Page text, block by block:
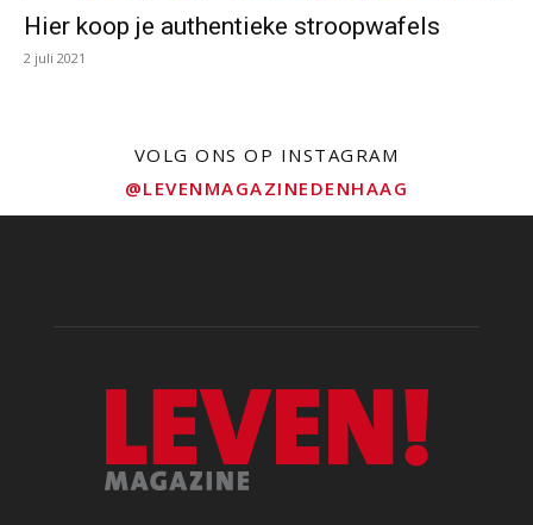
Hier koop je authentieke stroopwafels
2 juli 2021
VOLG ONS OP INSTAGRAM
@LEVENMAGAZINEDENHAAG